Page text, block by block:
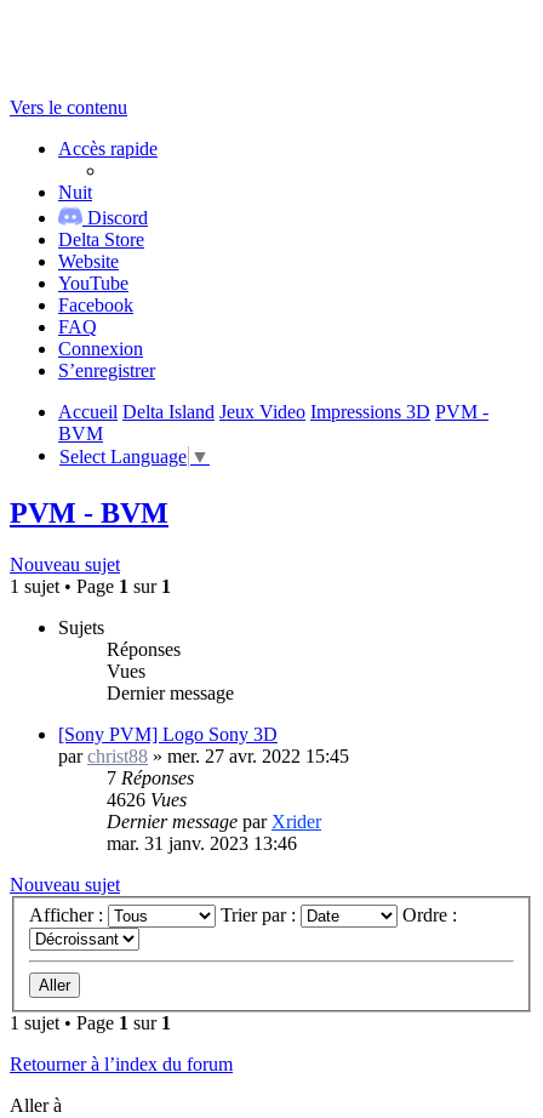
Vers le contenu
Accès rapide
Nuit
Discord
Delta Store
Website
YouTube
Facebook
FAQ
Connexion
S’enregistrer
Accueil Delta Island Jeux Video Impressions 3D PVM -
BVM
Select Language ▼
PVM - BVM
Nouveau sujet
1 sujet • Page 1 sur 1
Sujets
Réponses
Vues
Dernier message
[Sony PVM] Logo Sony 3D
parchrist88 » mer. 27 avr. 2022 15:45
7 Réponses
4626 Vues
Dernier message par Xrider
mar. 31 janv. 2023 13:46
Nouveau sujet
Afficher :
Trier par : Ordre :
1 sujet • Page 1 sur 1
Retourner à l’index du forum
Aller à